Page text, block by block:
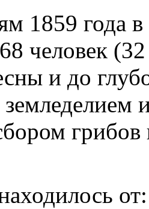
1859 года
человек
и до
грибов
от: